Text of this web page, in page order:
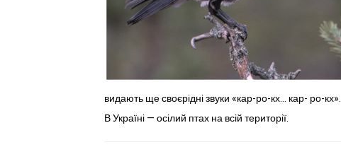
видають ще сво­єрідні звуки «кар-ро-кх... кар- ро-кх».
В Україні — осілий птах на всій території.